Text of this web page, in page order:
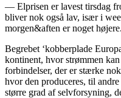
— Elprisen er lavest tirsdag
bliver nok også lav, især i
morgen&aften er noget
Begrebet ‘kobberplade
kontinent, hvor strømmen
forbindelser, der er stærke
hvor den produceres, til
større grad af selvforsyning,